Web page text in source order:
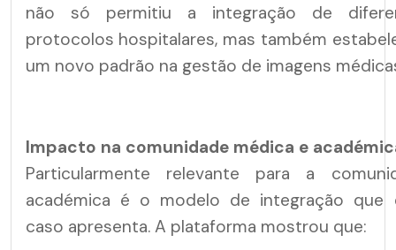
não só permitiu a integração de
protocolos hospitalares, mas também
um novo padrão na gestão de imagens
Impacto na comunidade médica e
Particularmente relevante para a
académica é o modelo de integração que
caso apresenta. A plataforma mostrou que: